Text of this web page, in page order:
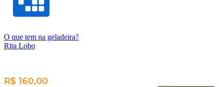
O que tem na geladeira?
Rita Lobo
R$ 160,00